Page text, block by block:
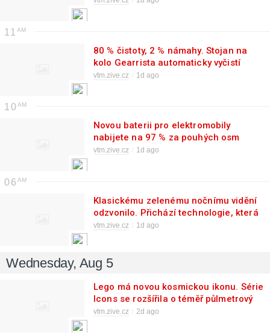
11
80 % čistoty, 2 % námahy. Stojan na
kolo Gearrista automaticky vyčistí
řetěz po každé jízdě
vtm.zive.cz 1d ago
10
Novou baterii pro elektromobily
nabijete na 97 % za pouhých osm
minut. Ale jen s megawattovým
vtm.zive.cz 1d ago
06
Klasickému zelenému nočnímu vidění
odzvonilo. Přichází technologie, která
zobrazuje infračervený svět v
vtm.zive.cz 1d ago
Wednesday, Aug 5
Lego má novou kosmickou ikonu. Série
Icons se rozšířila o téměř půlmetrový
Hubbleův dalekohled
vtm.zive.cz 2d ago